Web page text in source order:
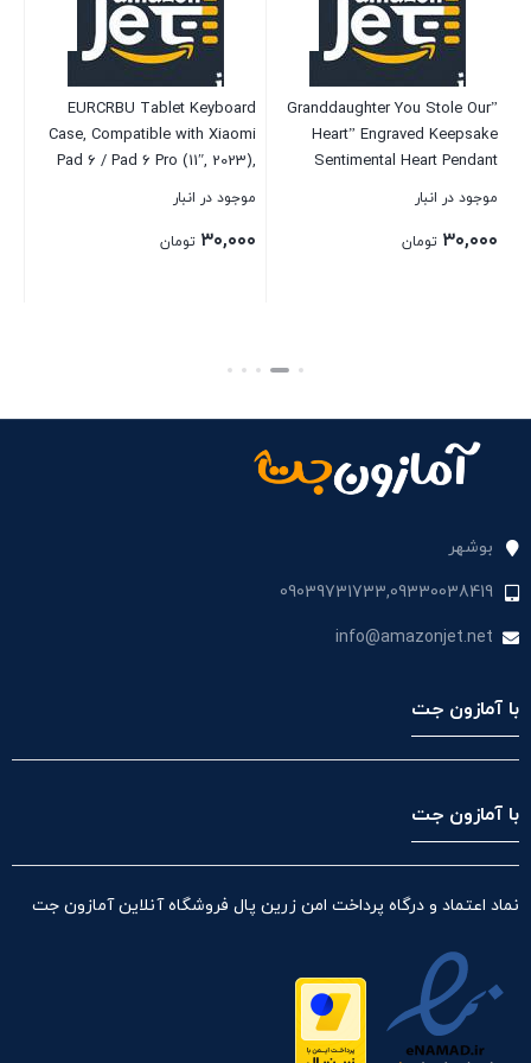
”Granddaughter You Stole Our
Heart” Engraved Keepsake
Sentimental Heart Pendant
موجود در انبار
۳۰,۰۰۰ تومان
EURCRBU Tablet Keyboard
Case, Compatible with Xiaomi
Pad 6 / Pad 6 Pro (11″, 2023),
Built in Pencil Holder,
موجود در انبار
۳۰,۰۰۰ تومان
بوشهر
09039731733,09330038419
info@amazonjet.net
با آمازون جت
با آمازون جت
نماد اعتماد و درگاه پرداخت امن زرین پال فروشگاه آنلاین آمازون جت